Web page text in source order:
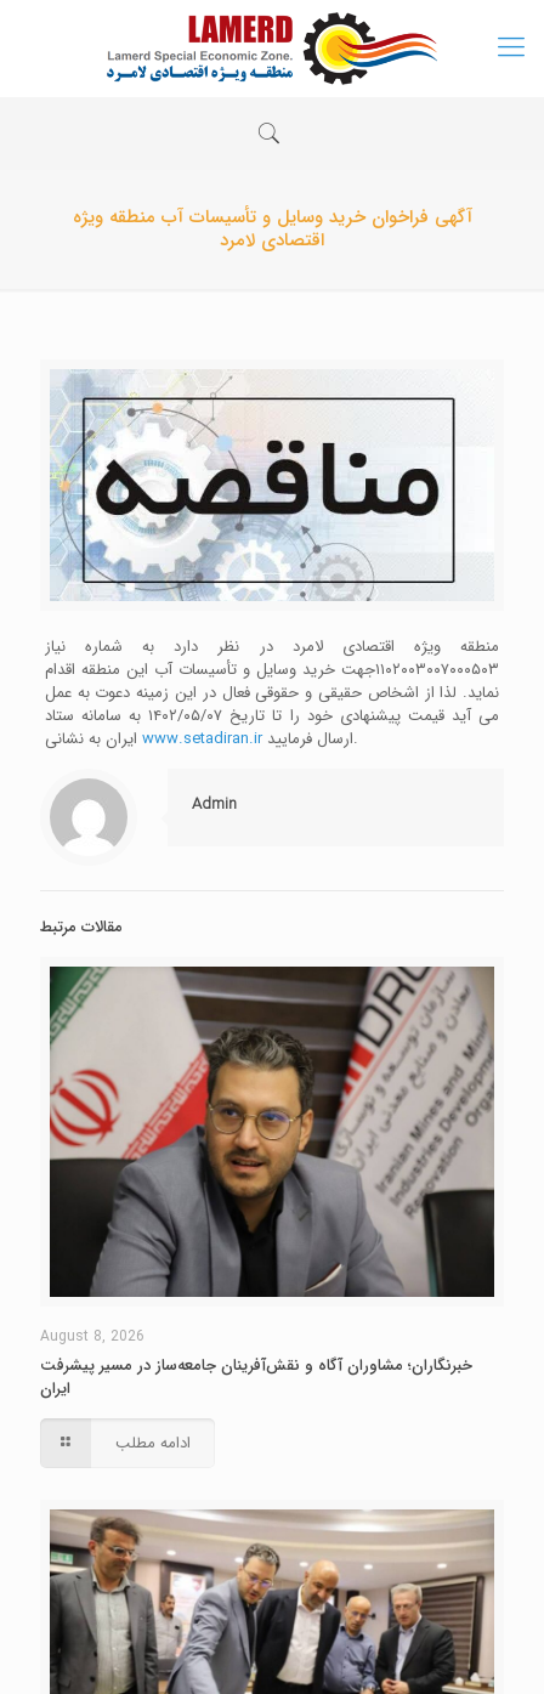
آگهی فراخوان خرید وسایل و تأسیسات آب منطقه ویژه
اقتصادی لامرد
منطقه ویژه اقتصادی لامرد در نظر دارد به شماره نیاز
۱۱۰۲۰۰۳۰۰۷۰۰۰۵۰۳جهت خرید وسایل و تأسیسات آب این منطقه اقدام
نماید. لذا از اشخاص حقیقی و حقوقی فعال در این زمینه دعوت به عمل
می آید قیمت پیشنهادی خود را تا تاریخ ۱۴۰۲/۰۵/۰۷ به سامانه ستاد
www.setadiran.ir ارسال فرمایید.
Admin
مقالات مرتبط
August 8, 2026
خبرنگاران؛ مشاوران آگاه و نقش‌آفرینان جامعه‌ساز در مسیر پیشرفت
ایران
ادامه مطلب